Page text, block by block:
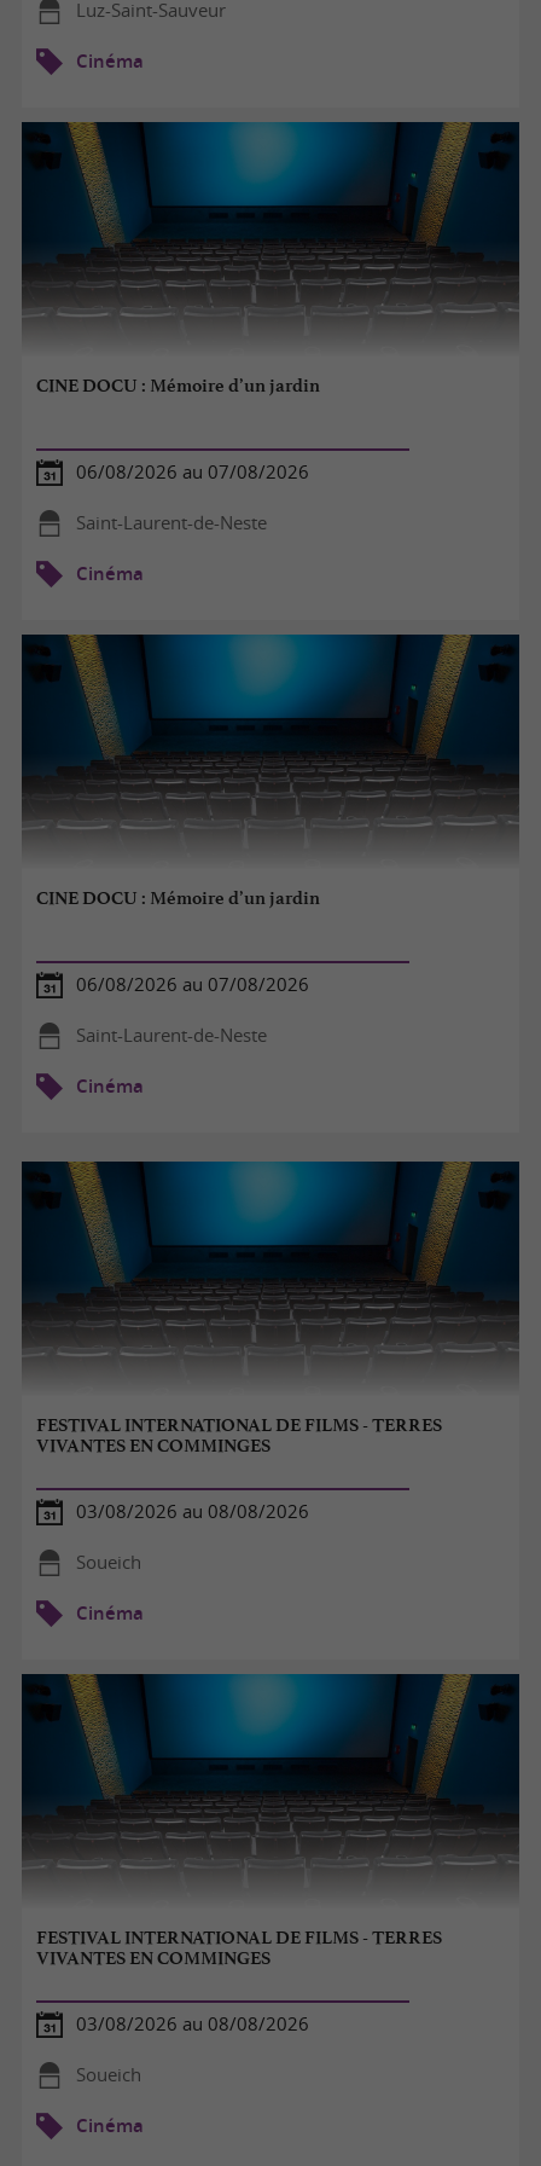
Luz-Saint-Sauveur
Cinéma
CINE DOCU : Mémoire d’un jardin
06/08/2026 au 07/08/2026
Saint-Laurent-de-Neste
Cinéma
CINE DOCU : Mémoire d’un jardin
06/08/2026 au 07/08/2026
Saint-Laurent-de-Neste
Cinéma
FESTIVAL INTERNATIONAL DE FILMS - TERRES
VIVANTES EN COMMINGES
03/08/2026 au 08/08/2026
Soueich
Cinéma
FESTIVAL INTERNATIONAL DE FILMS - TERRES
VIVANTES EN COMMINGES
03/08/2026 au 08/08/2026
Soueich
Cinéma